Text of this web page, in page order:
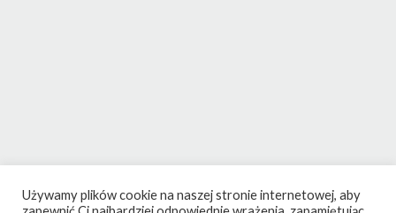
Używamy plików cookie na naszej stronie internetowej, aby